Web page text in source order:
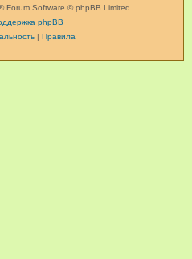
Forum Software © phpBB Limited
phpBB
| Правила